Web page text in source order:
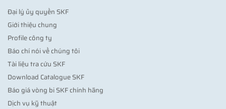
Đại lý ủy quyền SKF
Giới thiệu chung
Profile công ty
Báo chí nói về chúng tôi
Tài liệu tra cứu SKF
Download Catalogue SKF
Báo giá vòng bi SKF chính hãng
Dịch vụ kỹ thuật